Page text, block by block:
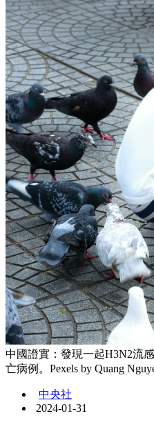
中國證實：發現一起H3N2流
亡病例。Pexels by Quang
中央社
2024-01-31